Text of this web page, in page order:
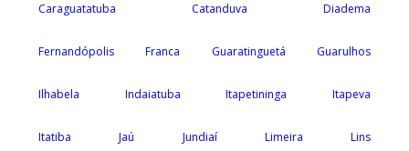
Caraguatatuba Catanduva Diadema
Fernandópolis Franca Guaratinguetá Guarulhos
Ilhabela Indaiatuba Itapetininga Itapeva
Itatiba Jaú Jundiaí Limeira Lins